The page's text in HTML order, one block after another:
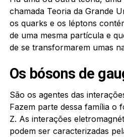
chamada Teoria da Grande
os quarks e os léptons
de uma mesma partícula e
de se transformarem umas
Os bósons de
São os agentes das
Fazem parte dessa família o
Z. As interações
podem ser caracterizadas